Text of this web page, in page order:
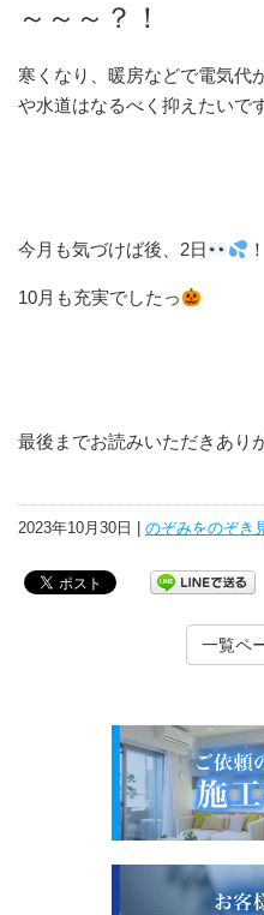
～～～？！
寒くなり、暖房などで電気代
や水道はなるべく抑えたいで
今月も気づけば後、2日
10月も充実でしたっ
最後までお読みいただきあり
2023年10月30日 | のぞみをのぞき
一覧ペ